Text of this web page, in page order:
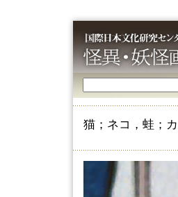
猫；ネコ，蛙；